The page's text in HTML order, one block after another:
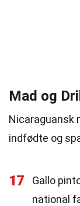
Mad og
Nicaraguansk
indfødte og
17
Gallo
national